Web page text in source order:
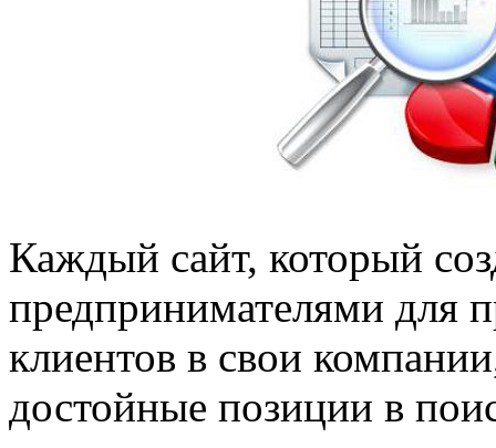
Каждый сайт, который
предпринимателями для
клиентов в свои
достойные позиции в